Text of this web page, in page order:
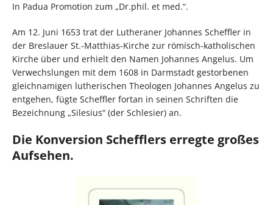
In Padua Promotion zum „Dr.phil. et med.“.
Am 12. Juni 1653 trat der Lutheraner Johannes Scheffler in
der Breslauer St.-Matthias-Kirche zur römisch-katholischen
Kirche über und erhielt den Namen Johannes Angelus. Um
Verwechslungen mit dem 1608 in Darmstadt gestorbenen
gleichnamigen lutherischen Theologen Johannes Angelus zu
entgehen, fügte Scheffler fortan in seinen Schriften die
Bezeichnung „Silesius“ (der Schlesier) an.
Die Konversion Schefflers erregte großes
Aufsehen.